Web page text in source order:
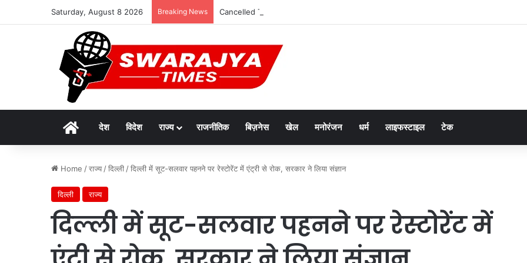
Saturday, August 8 2026 Breaking News Cancelled Train List: अजमेर रेल मंडल में ट्रैक दोहरीकरण का काम जारी, 12 ट्रेनें निरस्त; कई का बदला
Homeदेश विदेश राज्य राजनीतिक बिज़नेस खेल मनोरंजन धर्म लाइफस्टाइल टेक
Home /राज्य /दिल्ली /दिल्ली में सूट-सलवार पहनने पर रेस्टोरेंट में एंट्री से रोक, सरकार ने लिया संज्ञान
दिल्ली राज्य
दिल्ली में सूट-सलवार पहनने पर रेस्टोरेंट में